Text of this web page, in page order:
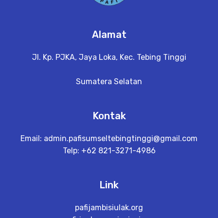
Alamat
Jl. Kp. PJKA, Jaya Loka, Kec. Tebing Tinggi
Sumatera Selatan
Kontak
Email: admin.pafisumseltebingtinggi@gmail.com
Telp: +62 821-3271-4986
Link
pafijambisiulak.org